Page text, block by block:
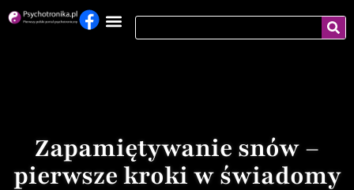
Zapamiętywanie snów –
pierwsze kroki w świadomy